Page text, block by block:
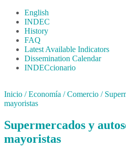
English
INDEC
History
FAQ
Latest Available Indicators
Dissemination Calendar
INDECcionario
Inicio /Economía /Comercio /
mayoristas
Supermercados y
mayoristas